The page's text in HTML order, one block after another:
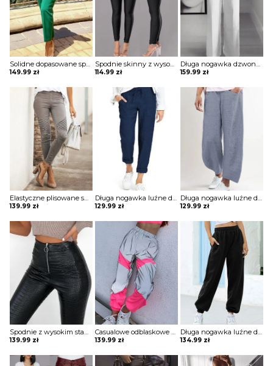
Solidne dopasowane spodnie z kieszeniami Thordis
149.99 zł
Spodnie skinny z wysokim stanem Meltem
114.99 zł
Długa nogawka dzwony szerokie luźne jednolite wysoki stan bez wzoru pas eleganckie casual spodnie Golda
159.99 zł
Elastyczne plisowane spodnie zapinane na suwak szorty Belicia
139.99 zł
Długa nogawka luźne dresowe wiązane jednolite wygodne ściągacz casual spodnie Darcie
129.99 zł
Długa nogawka luźne dresowe szerokie jednolite bez wzoru ściągacz wiązane kieszenie casual spodnie Klaarke
129.99 zł
Spodnie z wysokim stanem ze sztucznej skóry Melantha
139.99 zł
Casualowe odblaskowe spodnie dresowe colorblock szorty Deonna
139.99 zł
Długa nogawka luźne dresowe jednolite bez wzoru ściągacz wiązane kieszenie casual spodnie Iyana
134.99 zł